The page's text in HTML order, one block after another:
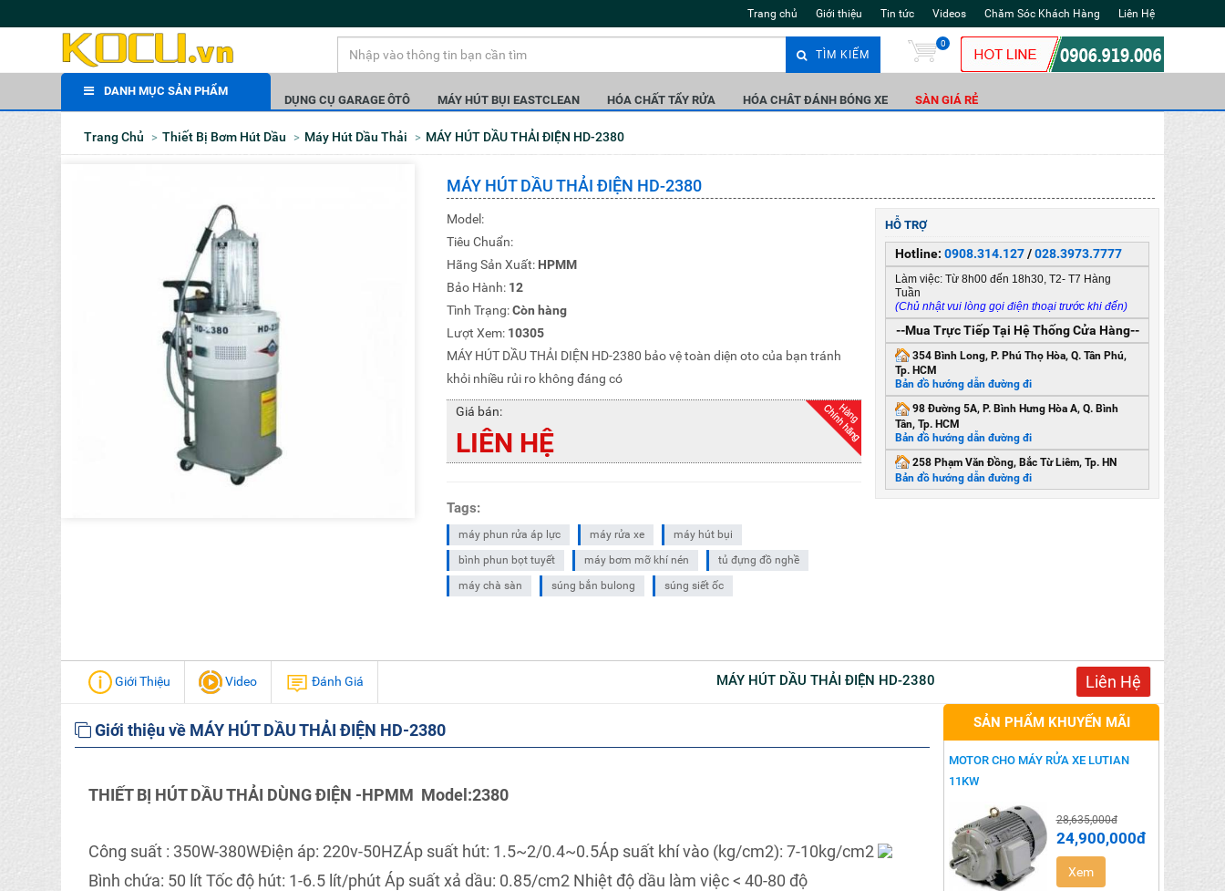
Trang chủ Giới thiệu Tin tức Videos Chăm Sóc Khách Hàng Liên Hệ
TÌM KIẾM
0
DANH MỤC SẢN PHẨM
DỤNG CỤ GARAGE ÔTÔ MÁY HÚT BỤI EASTCLEAN HÓA CHẤT TẨY RỬA HÓA CHÂT ĐÁNH BÓNG XE SÀN GIÁ RẺ
Trang Chủ Thiết Bị Bơm Hút Dầu Máy Hút Dầu Thải MÁY HÚT DẦU THẢI ĐIỆN HD-2380
MÁY HÚT DẦU THẢI ĐIỆN HD-2380
Model:
Tiêu Chuẩn:
Hãng Sản Xuất: HPMM
Bảo Hành: 12
Tình Trạng:Còn hàng
Lượt Xem: 10305
MÁY HÚT DẦU THẢI DIỆN HD-2380 bảo vệ toàn diện oto của bạn tránh
khỏi nhiều rủi ro không đáng có
Giá bán:
LIÊN HỆ
Tags:
máy phun rửa áp lực máy rửa xe
máy hút bụi
bình phun bọt tuyết
máy bơm mỡ khí nén
tủ đựng đồ nghề
máy chà sàn
súng bắn bulong súng siết ốc
HỖ TRỢ
Hotline: 0908.314.127/028.3973.7777
Làm việc: Từ 8h00 đến 18h30, T2- T7 Hàng
Tuần
(Chủ nhật vui lòng gọi điện thoại trước khi đến)
--Mua Trực Tiếp Tại Hệ Thống Cửa Hàng--
354 Bình Long, P. Phú Thọ Hòa, Q. Tân Phú,
Tp. HCM
Bản đồ hướng dẫn đường đi
98 Đường 5A, P. Bình Hưng Hòa A, Q. Bình
Tân, Tp. HCM
Bản đồ hướng dẫn đường đi
258 Phạm Văn Đồng, Bắc Từ Liêm, Tp. HN
Bản đồ hướng dẫn đường đi
Giới Thiệu Video Đánh Giá MÁY HÚT DẦU THẢI ĐIỆN HD-2380 Liên Hệ
Giới thiệu về MÁY HÚT DẦU THẢI ĐIỆN HD-2380
THIẾT BỊ HÚT DẦU THẢI DÙNG ĐIỆN -HPMM Model:2380
Công suất : 350W-380WĐiện áp: 220v-50HZÁp suất hút: 1.5~2/0.4~0.5Áp suất khí vào (kg/cm2): 7-10kg/cm2
Bình chứa: 50 lítTốc độ hút: 1-6.5 lít/phútÁp suất xả dầu: 0.85/cm2 Nhiệt độ dầu làm việc < 40-80 độ
SẢN PHẨM KHUYẾN MÃI
MOTOR CHO MÁY RỬA XE LUTIAN
11KW
28,635,000đ
24,900,000đ
Xem